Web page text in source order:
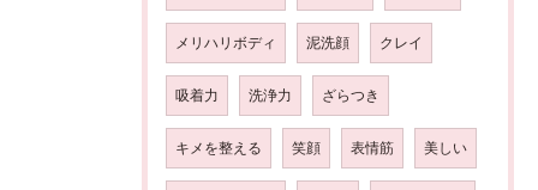
メリハリボディ 泥洗顔 クレイ
吸着力 洗浄力 ざらつき
キメを整える 笑顔 表情筋 美しい